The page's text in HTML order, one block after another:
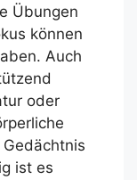
Übungen
können
Auch
oder
ist es